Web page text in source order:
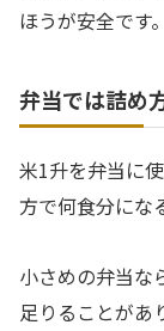
ほうが安全です。
弁当では詰め
米1升を弁当に
方で何食分にな
小さめの弁当な
足りることがあ